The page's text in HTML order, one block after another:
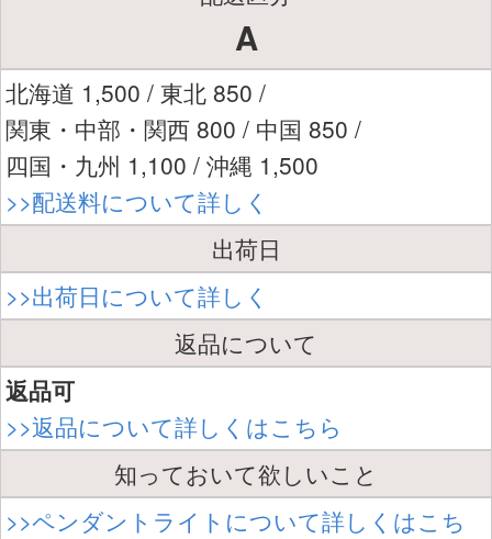
A
北海道 1,500 / 東北 850 /
関東・中部・関西 800 / 中国 850 /
四国・九州 1,100 / 沖縄 1,500
>>配送料について詳しく
出荷日
>>出荷日について詳しく
返品について
返品可
>>返品について詳しくはこちら
知っておいて欲しいこと
>>ペンダントライトについて詳しくはこち